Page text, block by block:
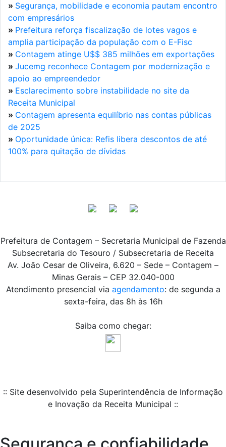
» Segurança, mobilidade e economia pautam encontro
com empresários
» Prefeitura reforça fiscalização de lotes vagos e
amplia participação da população com o E-Fisc
» Contagem atinge U$$ 385 milhões em exportações
» Jucemg reconhece Contagem por modernização e
apoio ao empreendedor
» Esclarecimento sobre instabilidade no site da
Receita Municipal
» Contagem apresenta equilíbrio nas contas públicas
de 2025
» Oportunidade única: Refis libera descontos de até
100% para quitação de dívidas
Prefeitura de Contagem – Secretaria Municipal de Fazenda
Subsecretaria do Tesouro / Subsecretaria de Receita
Av. João Cesar de Oliveira, 6.620 – Sede – Contagem –
Minas Gerais – CEP 32.040-000
Atendimento presencial via agendamento: de segunda a
sexta-feira, das 8h às 16h
Saiba como chegar:
:: Site desenvolvido pela Superintendência de Informação
e Inovação da Receita Municipal ::